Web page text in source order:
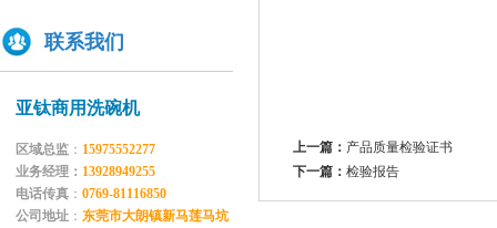
商用洗碗机开机关机操作流程及不合适洗那些餐具
亚钛洗碗机参展第三十三届上海国际酒店及餐饮业博览会
学校食堂采购洗碗机的必要性分析
洗碗机比手洗更卫生？更节水？更高效？
你们学校还没有用上学校食堂洗碗机吗？
联系我们
亚钛商用洗碗机
区域总监 ： 15975552277
业务经理： 13928949255
电话传真 ： 0769-81116850
公司地址 ： 东莞市大朗镇新马莲马坑
上一篇： 产品质量检验证书
下一篇： 检验报告